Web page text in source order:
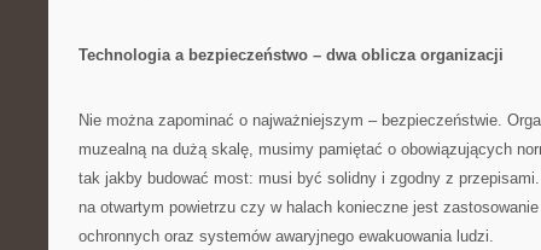
Technologia a bezpieczeństwo – dwa oblicza organizacji
Nie można zapominać o najważniejszym – bezpieczeństwie.
muzealną na dużą skalę, musimy pamiętać o obowiązujących
tak jakby budować most: musi być solidny i zgodny z
na otwartym powietrzu czy w halach konieczne jest
ochronnych oraz systemów awaryjnego ewakuowania ludzi.